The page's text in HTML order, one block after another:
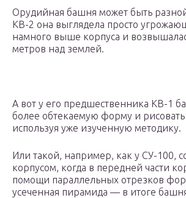
Орудийная башня может быть
КВ-2 она выглядела просто
намного выше корпуса и
метров над землей.
А вот у его предшественника КВ-1
более обтекаемую форму и
используя уже изученную методику.
Или такой, например, как у СУ-100,
корпусом, когда в передней части
помощи параллельных отрезков
усеченная пирамида — в итоге